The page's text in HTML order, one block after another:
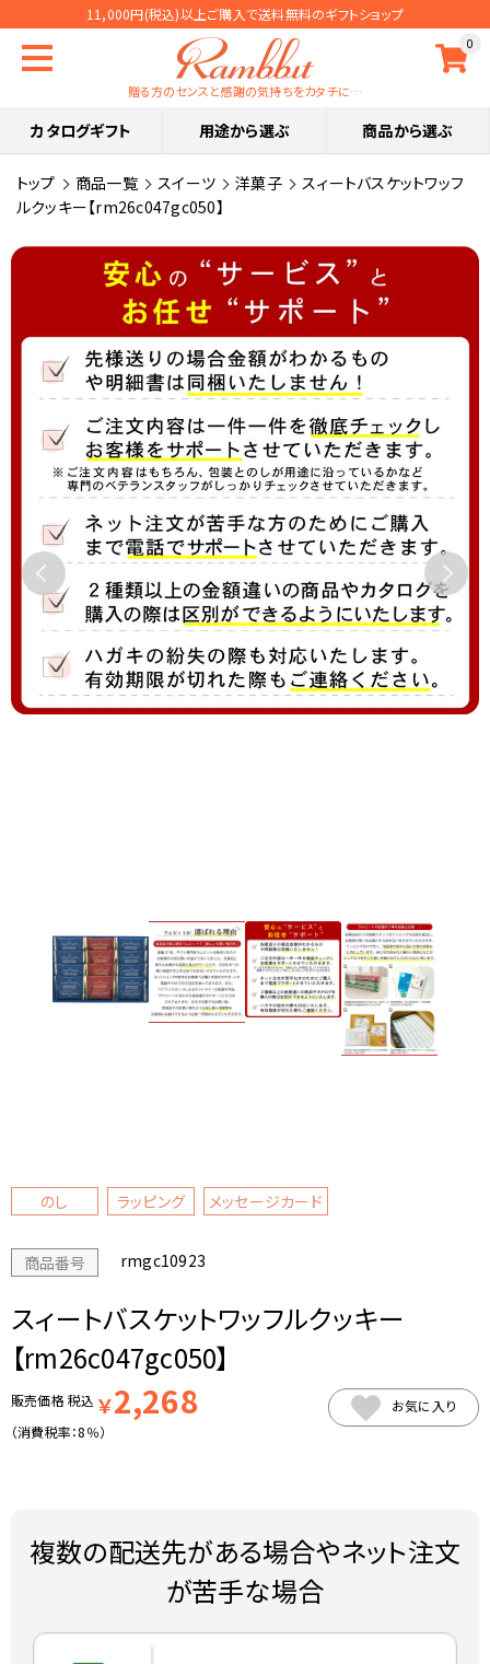
11,000円(税込)以上ご購入で送料無料のギフトショップ
0
贈る方のセンスと感謝の気持ちをカタチに…
カタログギフト 用途から選ぶ 商品から選ぶ
トップ 商品一覧 スイーツ 洋菓子
スィートバスケットワッフ
ルクッキー【rm26c047gc050】
のし ラッピング メッセージカード
商品番号 rmgc10923
スィートバスケットワッフルクッキー
【rm26c047gc050】
販売価格税込 ￥2,268
（消費税率：8％）
お気に入り
複数の配送先がある場合やネット注文
が苦手な場合